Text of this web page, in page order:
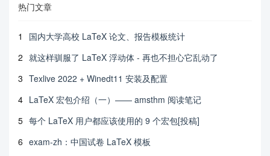
热门文章
1
国内大学高校 LaTeX 论文、报告模板统计
2 就这样驯服了 LaTeX 浮动体 - 再也不担心它乱动了
3 Texlive 2022 + Winedt11 安装及配置
4 LaTeX 宏包介绍（一）—— amsthm 阅读笔记
5 每个 LaTeX 用户都应该使用的 9 个宏包[投稿]
6 exam-zh：中国试卷 LaTeX 模板